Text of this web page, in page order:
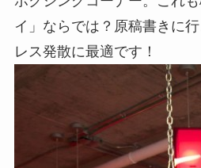
イ」ならでは？原稿書きに
レス発散に最適です！